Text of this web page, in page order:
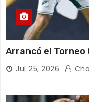
Arrancó el Torneo
Jul 25, 2026